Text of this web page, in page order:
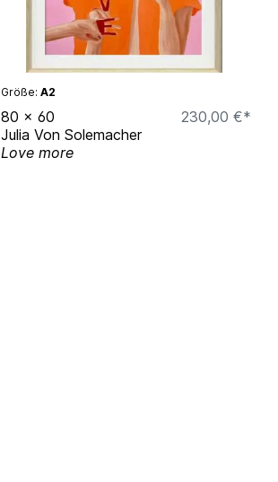
Größe: A2
80 x 60
230,00 €*
Julia Von Solemacher
Love more